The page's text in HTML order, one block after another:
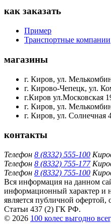
как заказать
Пример
Транспортные компании
магазины
г. Киров, ул.
г. Кирово-Чепецк, ул.
г.Киров ул.Московская
г. Киров, ул.
г. Киров, ул. Солнечная
контакты
Телефон 8 (8332) 555-100
Телефон 8 (8332) 755-177
Телефон 8 (8332) 755-100
Вся информация на данном
информационный характер и
является публичной
Статьи 437 (2) ГК РФ.
© 2026 100 колес выгодно